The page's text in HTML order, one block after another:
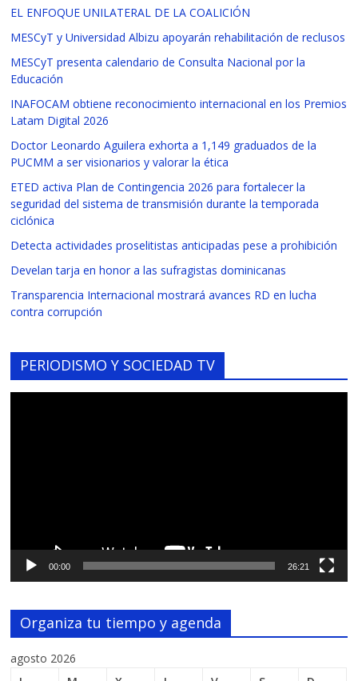
EL ENFOQUE UNILATERAL DE LA COALICIÓN
MESCyT y Universidad Albizu apoyarán rehabilitación de reclusos
MESCyT presenta calendario de Consulta Nacional por la
Educación
INAFOCAM obtiene reconocimiento internacional en los Premios
Latam Digital 2026
Doctor Leonardo Aguilera exhorta a 1,149 graduados de la
PUCMM a ser visionarios y valorar la ética
ETED activa Plan de Contingencia 2026 para fortalecer la
seguridad del sistema de transmisión durante la temporada
ciclónica
Detecta actividades proselitistas anticipadas pese a prohibición
Develan tarja en honor a las sufragistas dominicanas
Transparencia Internacional mostrará avances RD en lucha
contra corrupción
PERIODISMO Y SOCIEDAD TV
00:00 26:21
Organiza tu tiempo y agenda
agosto 2026